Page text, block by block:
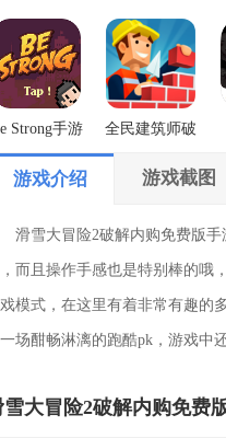
Strong手游
全民建筑师破
游戏介绍 游戏截图
雪大冒险2破解内购免费版手
而且操作手感也是特别棒的哦
模式，在这里有着非常有趣的
场酣畅淋漓的跑酷pk，游戏中
雪大冒险2破解内购免费